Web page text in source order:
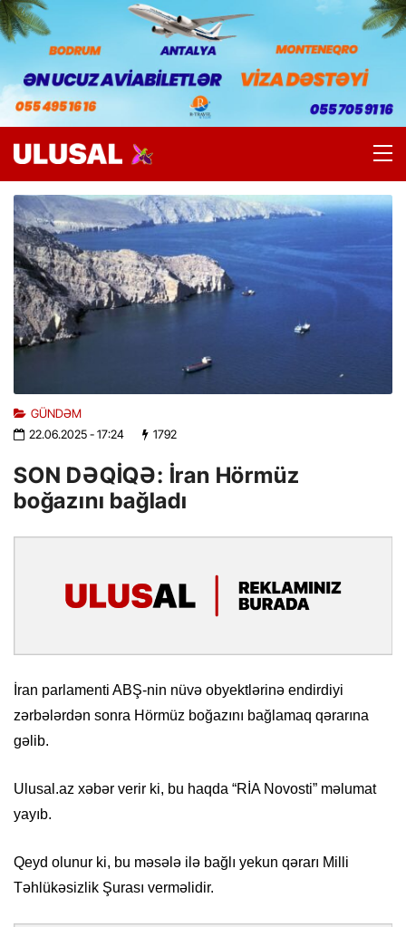
GÜNDƏM
22.06.2025- 17:24 1792
SON DƏQİQƏ: İran Hörmüz
boğazını bağladı
İran parlamenti ABŞ-nin nüvə obyektlərinə endirdiyi
zərbələrdən sonra Hörmüz boğazını bağlamaq qərarına
gəlib.
Ulusal.az xəbər verir ki, bu haqda “RİA Novosti” məlumat
yayıb.
Qeyd olunur ki, bu məsələ ilə bağlı yekun qərarı Milli
Təhlükəsizlik Şurası verməlidir.